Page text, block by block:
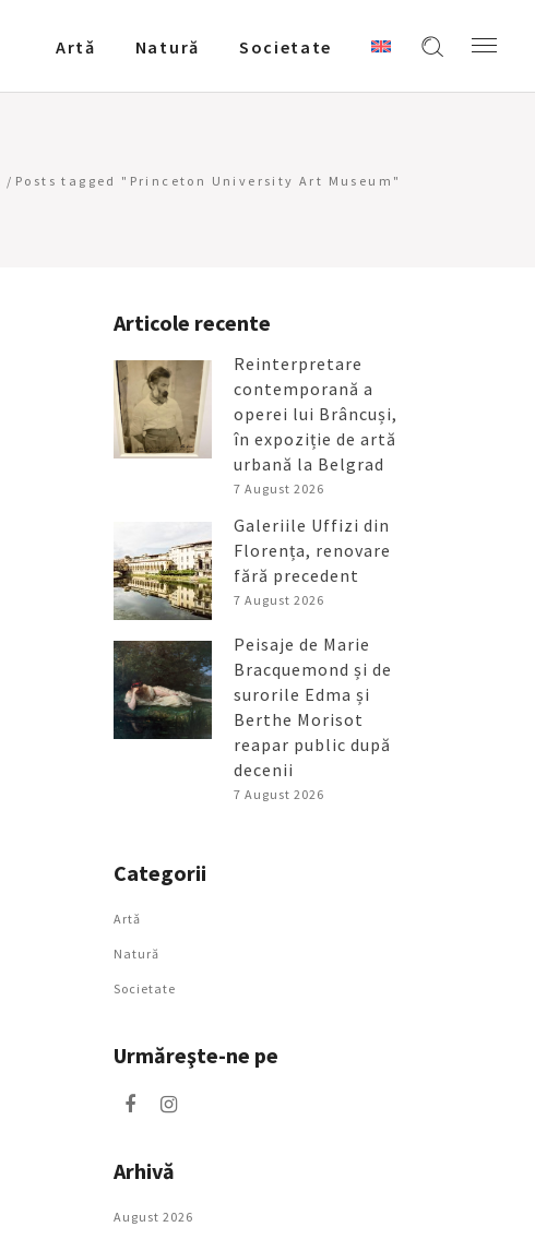
Artǎ Natură Societate
/ Posts tagged "Princeton University Art Museum"
Articole recente
Reinterpretare
contemporană a
operei lui Brâncuși,
în expoziție de artă
urbană la Belgrad
7 August 2026
Galeriile Uffizi din
Florența, renovare
fără precedent
7 August 2026
Peisaje de Marie
Bracquemond și de
surorile Edma și
Berthe Morisot
reapar public după
decenii
7 August 2026
Categorii
Artǎ
Natură
Societate
Urmăreşte-ne pe
Arhivă
August 2026